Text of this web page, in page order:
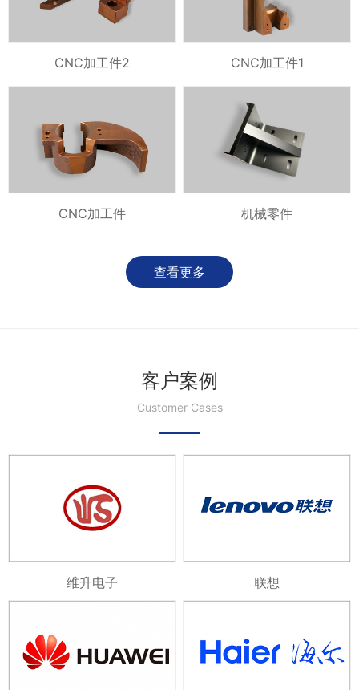
CNC加工件2 CNC加工件1
CNC加工件 机械零件
查看更多
客户案例
Customer Cases
维升电子 联想